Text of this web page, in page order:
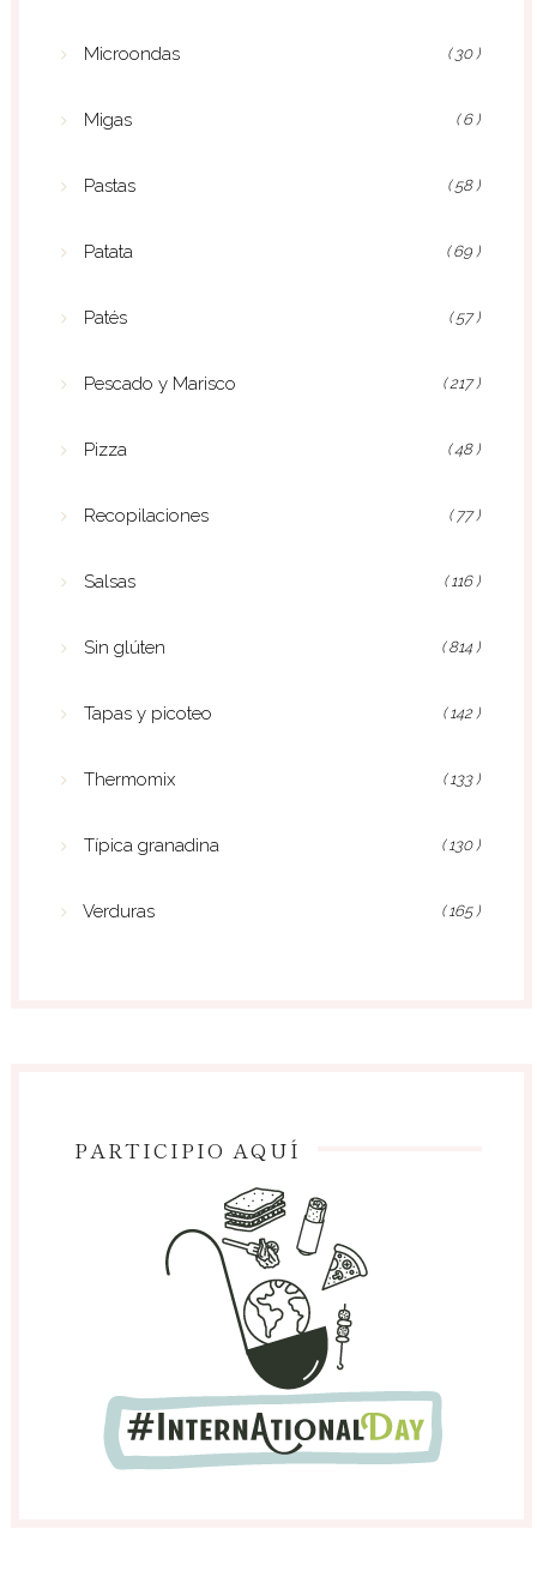
Microondas ( 30 )
Migas ( 6 )
Pastas ( 58 )
Patata ( 69 )
Patés ( 57 )
Pescado y Marisco ( 217 )
Pizza ( 48 )
Recopilaciones ( 77 )
Salsas ( 116 )
Sin glúten ( 814 )
Tapas y picoteo ( 142 )
Thermomix ( 133 )
Típica granadina ( 130 )
Verduras ( 165 )
PARTICIPIO AQUÍ